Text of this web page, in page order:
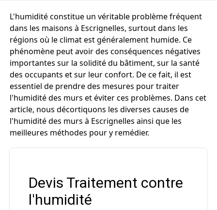
L'humidité constitue un véritable problème fréquent
dans les maisons à Escrignelles, surtout dans les
régions où le climat est généralement humide. Ce
phénomène peut avoir des conséquences négatives
importantes sur la solidité du bâtiment, sur la santé
des occupants et sur leur confort. De ce fait, il est
essentiel de prendre des mesures pour traiter
l'humidité des murs et éviter ces problèmes. Dans cet
article, nous décortiquons les diverses causes de
l'humidité des murs à Escrignelles ainsi que les
meilleures méthodes pour y remédier.
Devis Traitement contre
l'humidité